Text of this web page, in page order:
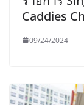
Caddies
09/24/2024